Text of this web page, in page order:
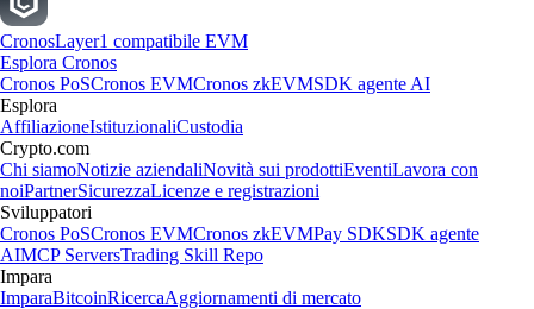
CronosLayer1 compatibile EVM
Esplora Cronos
Cronos PoSCronos EVMCronos zkEVMSDK agente AI
Esplora
AffiliazioneIstituzionaliCustodia
Crypto.com
Chi siamoNotizie aziendaliNovità sui prodottiEventiLavora con
noiPartnerSicurezzaLicenze e registrazioni
Sviluppatori
Cronos PoSCronos EVMCronos zkEVMPay SDKSDK agente
AIMCP ServersTrading Skill Repo
Impara
ImparaBitcoinRicercaAggiornamenti di mercato